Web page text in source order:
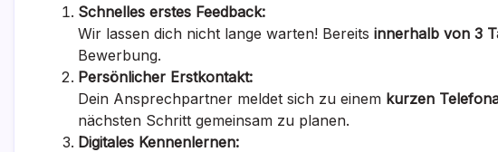
Schnelles erstes Feedback:
Wir lassen dich nicht lange warten! Bereits innerhalb von 3
Bewerbung.
Persönlicher Erstkontakt:
Dein Ansprechpartner meldet sich zu einem kurzen
nächsten Schritt gemeinsam zu planen.
Digitales Kennenlernen: